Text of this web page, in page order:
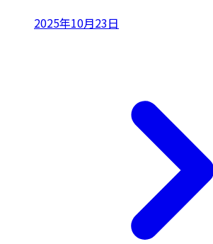
2025年10月23日